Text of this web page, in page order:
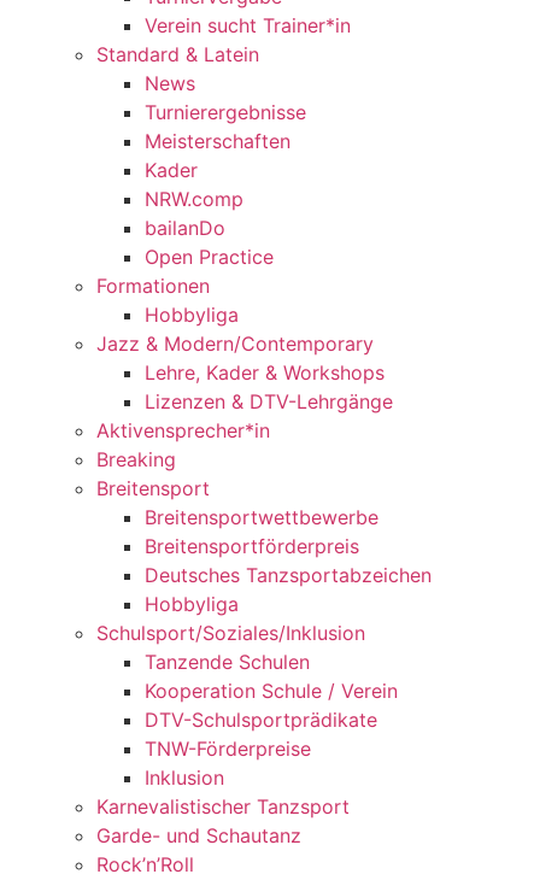
Verein sucht Trainer*in
Standard & Latein
News
Turnierergebnisse
Meisterschaften
Kader
NRW.comp
bailanDo
Open Practice
Formationen
Hobbyliga
Jazz & Modern/Contemporary
Lehre, Kader & Workshops
Lizenzen & DTV-Lehrgänge
Aktivensprecher*in
Breaking
Breitensport
Breitensportwettbewerbe
Breitensportförderpreis
Deutsches Tanzsportabzeichen
Hobbyliga
Schulsport/Soziales/Inklusion
Tanzende Schulen
Kooperation Schule / Verein
DTV-Schulsportprädikate
TNW-Förderpreise
Inklusion
Karnevalistischer Tanzsport
Garde- und Schautanz
Rock’n’Roll